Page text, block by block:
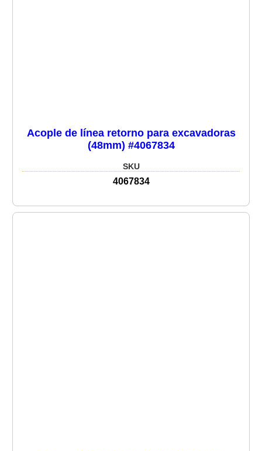
Acople de línea retorno para excavadoras
(48mm) #4067834
SKU
4067834